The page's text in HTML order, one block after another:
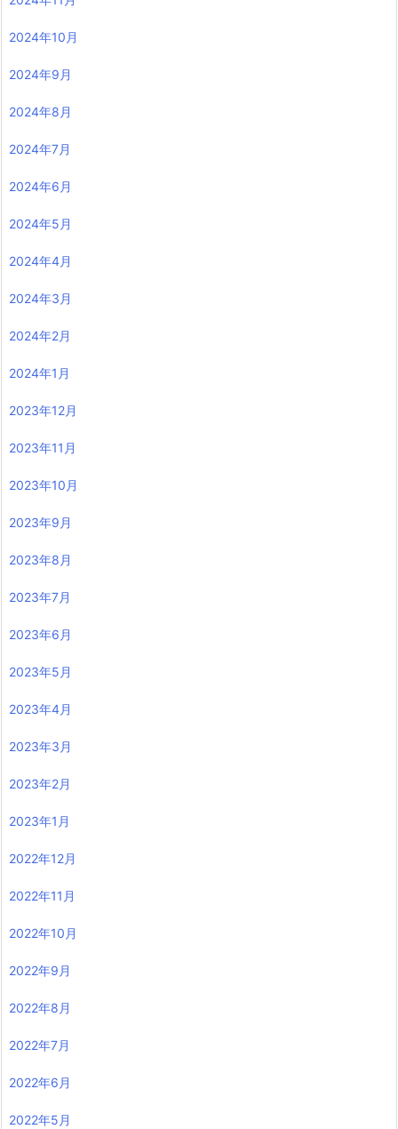
2024年10月
2024年9月
2024年8月
2024年7月
2024年6月
2024年5月
2024年4月
2024年3月
2024年2月
2024年1月
2023年12月
2023年11月
2023年10月
2023年9月
2023年8月
2023年7月
2023年6月
2023年5月
2023年4月
2023年3月
2023年2月
2023年1月
2022年12月
2022年11月
2022年10月
2022年9月
2022年8月
2022年7月
2022年6月
2022年5月